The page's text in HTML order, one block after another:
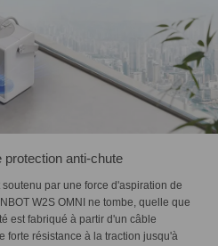
protection anti-chute
par une force d'aspiration de
W2S OMNI ne tombe, quelle que
est fabriqué à partir d'un câble
forte résistance à la traction jusqu'à